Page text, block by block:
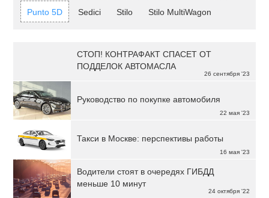
Punto 5D Sedici Stilo Stilo MultiWagon
26 сентября '23
СТОП! КОНТРАФАКТ СПАСЕТ ОТ
ПОДДЕЛОК АВТОМАСЛА
22 мая '23
Руководство по покупке автомобиля
16 мая '23
Такси в Москве: перспективы работы
24 октября '22
Водители стоят в очередях ГИБДД
меньше 10 минут